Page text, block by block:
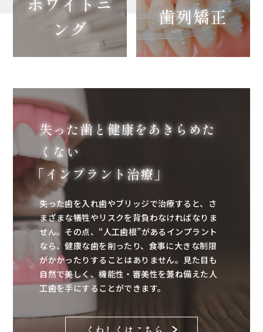
ング
歯列矯正
失った歯と健康をあきらめた
くない
「インプラント治療」
失った歯を入れ歯やブリッジで治療すると、さ
まざまな犠牲やリスクを背負わなければなりま
せん。その点、“人工歯根”があるインプラント
なら、健康な歯を削ったり、食事に大きな制限
がかかったりすることはありません。見た目も
自然で美しく、機能性・審美性を兼ね備えた人
工歯を手にすることができます。